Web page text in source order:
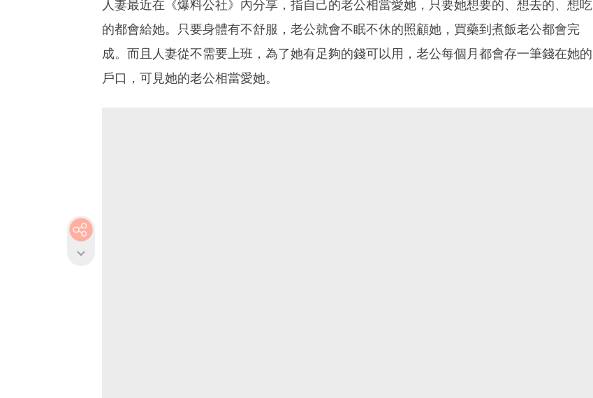
人妻最近在《爆料公社》內分享，指自己的老公相當愛她，只要她想要的、想去的、想吃
的都會給她。只要身體有不舒服，老公就會不眠不休的照顧她，買藥到煮飯老公都會完
成。而且人妻從不需要上班，為了她有足夠的錢可以用，老公每個月都會存一筆錢在她的
戶口，可見她的老公相當愛她。